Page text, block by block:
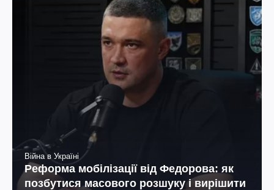
Війна в Україні
Реформа мобілізації від Федорова: як
позбутися масового розшуку і вирішити